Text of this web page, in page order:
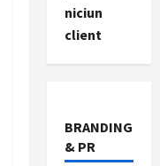
niciun
client
BRANDING
& PR